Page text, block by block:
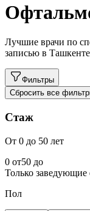
Лучшие врачи по
записью в Ташкенте
Фильтры
Сбросить все
Стаж
От 0 до 50 лет
0 от50 до
Только заведующие
Пол